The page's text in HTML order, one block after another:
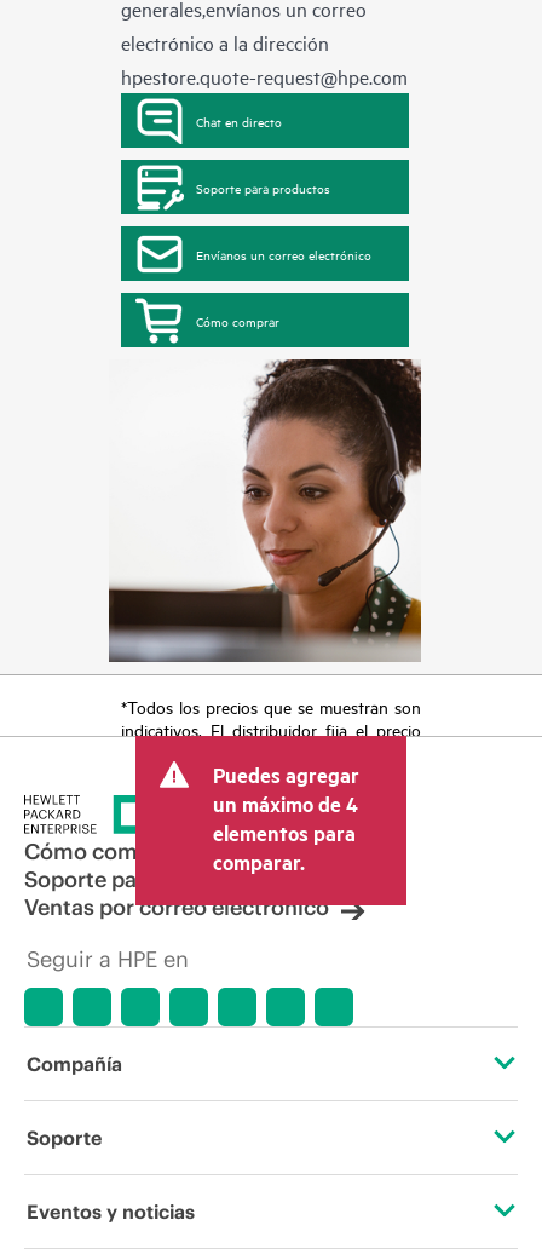
generales,envíanos un correo
electrónico a la dirección
hpestore.quote-request@hpe.com
Chat en directo
Soporte para productos
Envíanos un correo electrónico
Cómo comprar
*Todos los precios que se muestran son
indicativos. El distribuidor fija el precio
otros conceptos, como los impuestos a
la venta, el IVA y el envío. El precio de la
transacción que establece el distribuidor
puede variar con respecto a otros
distribuidores y al precio indicativo
mostrado. El precio indicativo puede
incluir ofertas promocionales por tiempo
hacer ajustes de precios en cualquier
condiciones del mercado,
promociones de fin de la vida útil y
Puedes agregar
un máximo de 4
elementos para
comparar.
Cómo comprar
Soporte para productos
Ventas por correo electrónico
Seguir a HPE en
Compañía
Acerca de HPE
Soporte
Servicios de soporte operativo
Eventos y noticias